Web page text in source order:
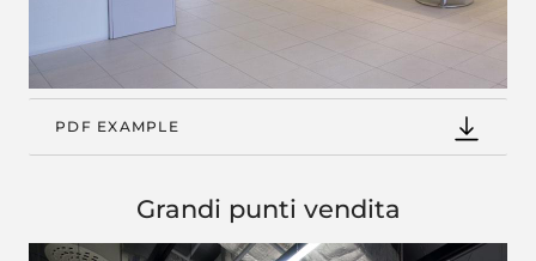
PDF EXAMPLE
Grandi punti vendita